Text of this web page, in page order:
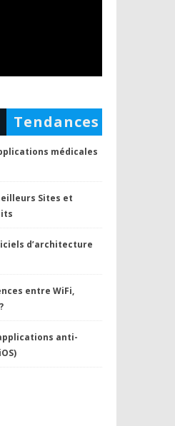
Tendances
médicales
Sites et
d’architecture
entre WiFi,
anti-